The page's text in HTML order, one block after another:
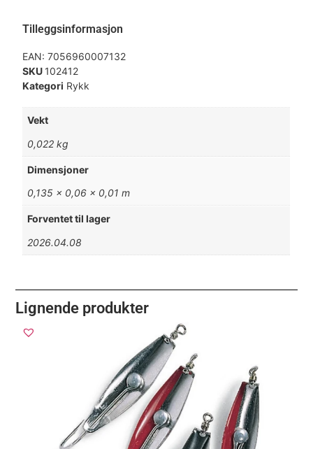
Tilleggsinformasjon
EAN:7056960007132
SKU 102412
Kategori Rykk
Vekt
0,022 kg
Dimensjoner
0,135 × 0,06 × 0,01 m
Forventet til lager
2026.04.08
Lignende produkter